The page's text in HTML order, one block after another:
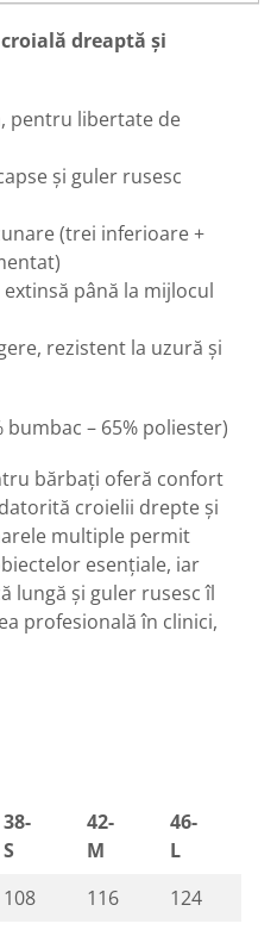
dreaptă și
pentru libertate de
și guler rusesc
(trei inferioare +
până la mijlocul
rezistent la uzură și
bumbac – 65% poliester)
bărbați oferă confort
croielii drepte și
multiple permit
esențiale, iar
lungă și guler rusesc îl
profesională în clinici,
38-
S
42-
M
46-
L
108 116 124